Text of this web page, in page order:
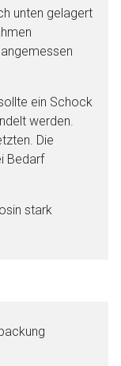
unten gelagert
ein Schock
werden.
Die
Bedarf
stark